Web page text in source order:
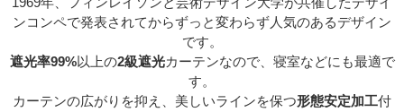
ンコンペで発表されてからずっと変わらず人気のあるデザイン
です。
遮光率99%以上の2級遮光カーテンなので、寝室などにも最適で
す。
カーテンの広がりを抑え、美しいラインを保つ形態安定加工付